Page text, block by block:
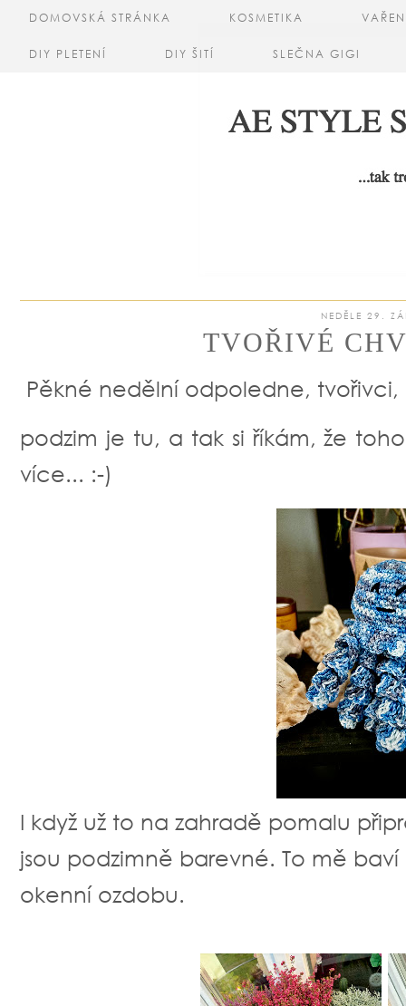
DOMOVSKÁ STRÁNKA KOSMETIKA
DIY PLETENÍ DIY ŠITÍ SLEČNA GIGI
NEDĚLE 29.
TVOŘIVÉ
Pěkné nedělní odpoledne, tvořivci,
podzim je tu, a tak si říkám, že
více... :-)
I když už to na zahradě pomalu
jsou podzimně barevné. To mě
okenní ozdobu.